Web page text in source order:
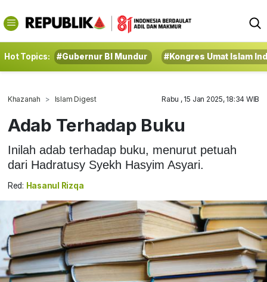
Hot Topics: #Gubernur BI Mundur #Kongres Umat Islam
Khazanah Islam Digest Rabu , 15 Jan 2025, 18:34 WIB
Adab Terhadap Buku
Inilah adab terhadap buku, menurut petuah
dari Hadratusy Syekh Hasyim Asyari.
Red: Hasanul Rizqa